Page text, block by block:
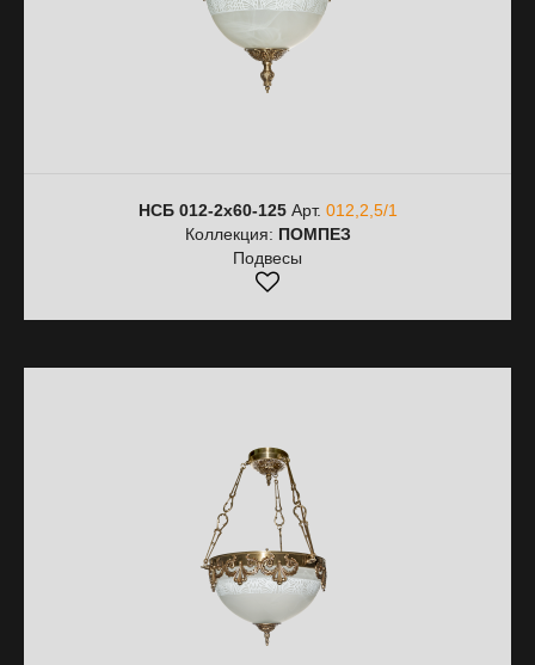
НСБ 012-2х60-125Арт. 012,2,5/1
Коллекция: ПОМПЕЗ
Подвесы